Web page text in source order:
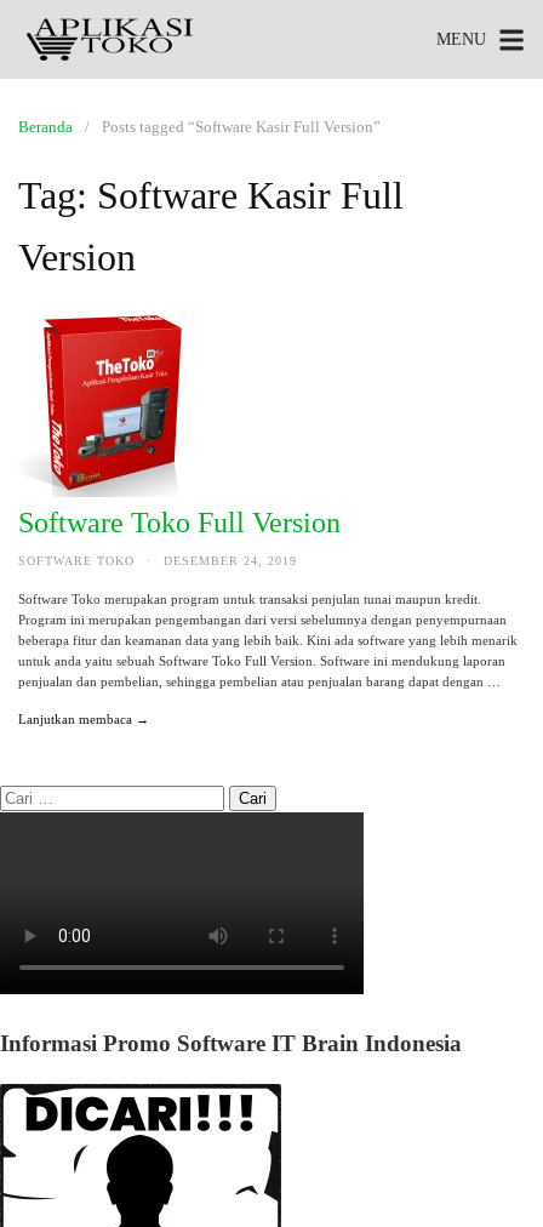
MENU
Beranda Posts tagged “Software Kasir Full Version”
Tag: Software Kasir Full
Version
Software Toko Full Version
SOFTWARE TOKO · DESEMBER 24, 2019
Software Toko merupakan program untuk transaksi penjulan tunai maupun kredit.
Program ini merupakan pengembangan dari versi sebelumnya dengan penyempurnaan
beberapa fitur dan keamanan data yang lebih baik. Kini ada software yang lebih menarik
untuk anda yaitu sebuah Software Toko Full Version. Software ini mendukung laporan
penjualan dan pembelian, sehingga pembelian atau penjualan barang dapat dengan …
Lanjutkan membaca →
Informasi Promo Software IT Brain Indonesia